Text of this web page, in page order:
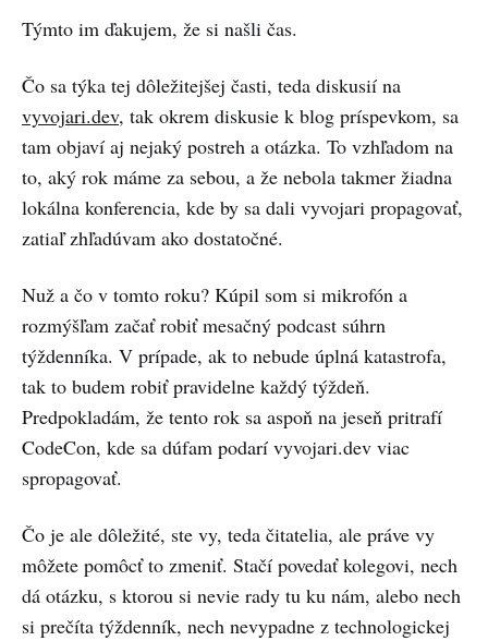
but it was Angular who made
(RxJS) and now theywill surely find
Týmto im ďakujem, že si našli čas.
Čo sa týka tej dôležitejšej časti, teda diskusií na
vyvojari.dev, tak okrem diskusie k blog príspevkom, sa
tam objaví aj nejaký postreh a otázka. To vzhľadom na
to, aký rok máme za sebou, a že nebola takmer žiadna
lokálna konferencia, kde by sa dali vyvojari propagovať,
zatiaľ zhľadúvam ako dostatočné.
Nuž a čo v tomto roku? Kúpil som si mikrofón a
rozmýšľam začať robiť mesačný podcast súhrn
týždenníka. V prípade, ak to nebude úplná katastrofa,
tak to budem robiť pravidelne každý týždeň.
Predpokladám, že tento rok sa aspoň na jeseň pritrafí
CodeCon, kde sa dúfam podarí vyvojari.dev viac
spropagovať.
Čo je ale dôležité, ste vy, teda čitatelia, ale práve vy
môžete pomôcť to zmeniť. Stačí povedať kolegovi, nech
dá otázku, s ktorou si nevie rady tu ku nám, alebo nech
si prečíta týždenník, nech nevypadne z technologickej